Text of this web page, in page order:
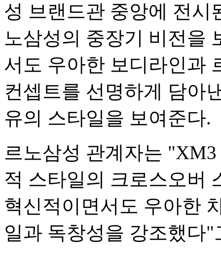
성 브랜드관 중앙에 전
노삼성의 중장기 비전을
서도 우아한 보디라인과
컨셉트를 선명하게 담아
유의 스타일을 보여준다.
르노삼성 관계자는
적 스타일의 크로스오버
혁신적이면서도 우아한
일과 독창성을 강조했다"